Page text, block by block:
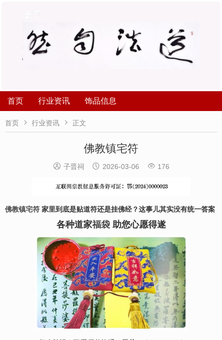
首页 行业资讯 饰品信息
首页  行业资讯  正文
佛教镇宅符
 子晋祠  2026-03-06  176
佛教镇宅符 家里到底是贴道符还是挂佛经？这事儿其实没有统一答案
各种道家福袋助您心愿得遂